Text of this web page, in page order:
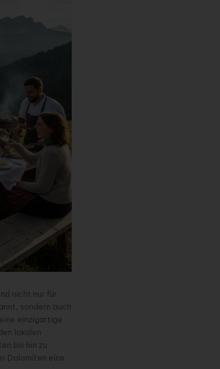
nicht nur für
sondern auch
einzigartige
lokalen
bis hin zu
Dolomiten eine